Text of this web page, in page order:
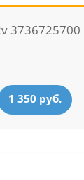
3736725700
1 350 руб.